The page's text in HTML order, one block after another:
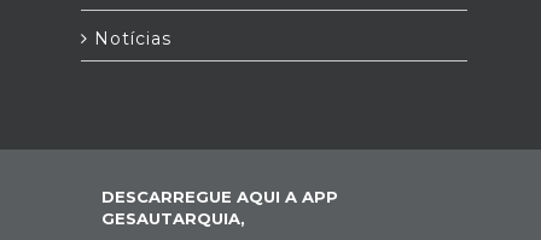
Notícias
DESCARREGUE AQUI A APP
GESAUTARQUIA,